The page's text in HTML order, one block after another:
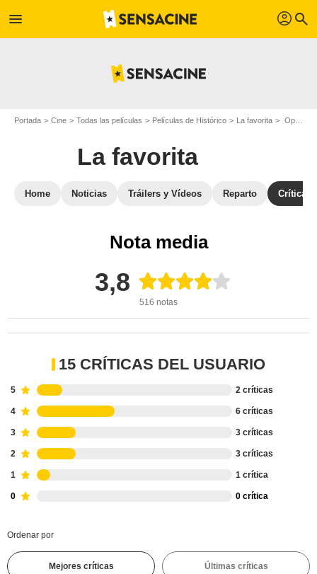
menu profil search
Portada Cine Todas las películas Películas de Histórico La favorita Opiniones sobre La favorita
La favorita
Home Noticias Tráilers y Vídeos Reparto Críticas
Nota media
3,8
516 notas
15 CRÍTICAS DEL USUARIO
5 2 críticas
4 6 críticas
3 3 críticas
2 3 críticas
1 1 crítica
0 0 crítica
Ordenar por
Mejores críticas Últimas críticas